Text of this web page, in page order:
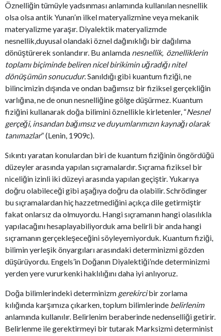
Öznelliğin tümüyle yadsınması anlamında kullanılan nesnellik
olsa olsa antik Yunan’ın ilkel materyalizmine veya mekanik
materyalizme yaraşır. Diyalektik materyalizmde
nesnellik,duyusal olandaki öznel dağınıklığı bir dağılıma
dönüştürerek sonlandırır. Bu anlamda nesnellik, öznelliklerin
toplamı biçiminde beliren nicel birikimin uğradığı nitel
dönüşümün sonucudur. Sanıldığı gibi kuantum fiziği, ne
bilincimizin dışında ve ondan bağımsız bir fiziksel gerçekliğin
varlığına, ne de onun nesnelliğine gölge düşürmez. Kuantum
fiziğini kullanarak doğa bilimini öznellikle kirletenler, “Nesnel
gerçeği, insandan bağımsız ve duyumlarımızın kaynağı olarak
tanımazlar” (Lenin, 1909c).
Sıkıntı yaratan konulardan biri de kuantum fiziğinin öngördüğü
düzeyler arasında yapılan sıçramalardır. Sıçrama fiziksel bir
niceliğin izinli iki düzeyi arasında yapılan geçiştir. Yukarıya
doğru olabileceği gibi aşağıya doğru da olabilir. Schrödinger
bu sıçramalardan hiç hazzetmediğini açıkça dile getirmiştir
fakat onlarsız da olmuyordu. Hangi sıçramanın hangi olasılıkla
yapılacağını hesaplayabiliyorduk ama belirli bir anda hangi
sıçramanın gerçekleşeceğini söyleyemiyorduk. Kuantum fiziği,
bilimin yerleşik önyargıları arasındaki determinizmi gözden
düşürüyordu. Engels’in Doğanın Diyalektiği’nde determinizmi
yerden yere vururkenki haklılığını daha iyi anlıyoruz.
Doğa bilimlerindeki determinizm gerekircibir zorlama
kılığında karşımıza çıkarken, toplum bilimlerinde belirlenim
anlamında kullanılır. Belirlenim beraberinde nedenselliği getirir.
Belirlenme ile gerektirmeyi bir tutarak Marksizmi determinist